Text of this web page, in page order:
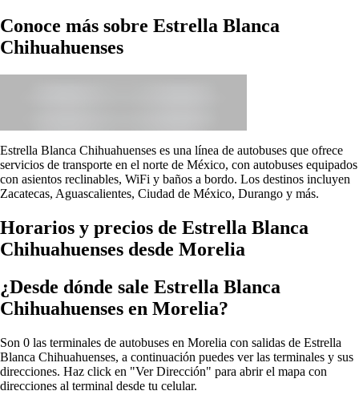
Conoce más sobre Estrella Blanca
Chihuahuenses
Estrella Blanca Chihuahuenses es una línea de autobuses que ofrece
servicios de transporte en el norte de México, con autobuses equipados
con asientos reclinables, WiFi y baños a bordo. Los destinos incluyen
Zacatecas, Aguascalientes, Ciudad de México, Durango y más.
Horarios y precios de Estrella Blanca
Chihuahuenses desde Morelia
¿Desde dónde sale Estrella Blanca
Chihuahuenses en Morelia?
Son 0 las terminales de autobuses en Morelia con salidas de Estrella
Blanca Chihuahuenses, a continuación puedes ver las terminales y sus
direcciones. Haz click en "Ver Dirección" para abrir el mapa con
direcciones al terminal desde tu celular.